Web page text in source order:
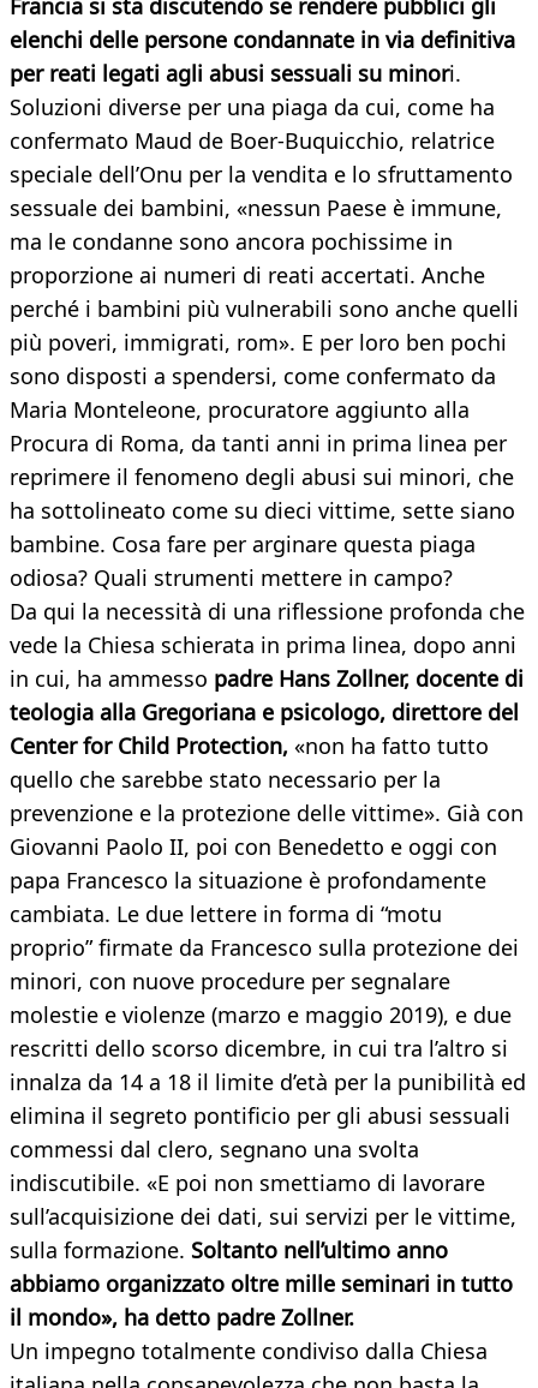
Francia si sta discutendo se rendere pubblici gli
elenchi delle persone condannate in via definitiva
per reati legati agli abusi sessuali su minori.
Soluzioni diverse per una piaga da cui, come ha
confermato Maud de Boer-Buquicchio, relatrice
speciale dell’Onu per la vendita e lo sfruttamento
sessuale dei bambini, «nessun Paese è immune,
ma le condanne sono ancora pochissime in
proporzione ai numeri di reati accertati. Anche
perché i bambini più vulnerabili sono anche quelli
più poveri, immigrati, rom». E per loro ben pochi
sono disposti a spendersi, come confermato da
Maria Monteleone, procuratore aggiunto alla
Procura di Roma, da tanti anni in prima linea per
reprimere il fenomeno degli abusi sui minori, che
ha sottolineato come su dieci vittime, sette siano
bambine. Cosa fare per arginare questa piaga
odiosa? Quali strumenti mettere in campo?
Da qui la necessità di una riflessione profonda che
vede la Chiesa schierata in prima linea, dopo anni
in cui, ha ammesso padre Hans Zollner, docente di
teologia alla Gregoriana e psicologo, direttore del
Center for Child Protection, «non ha fatto tutto
quello che sarebbe stato necessario per la
prevenzione e la protezione delle vittime». Già con
Giovanni Paolo II, poi con Benedetto e oggi con
papa Francesco la situazione è profondamente
cambiata. Le due lettere in forma di “motu
proprio” firmate da Francesco sulla protezione dei
minori, con nuove procedure per segnalare
molestie e violenze (marzo e maggio 2019), e due
rescritti dello scorso dicembre, in cui tra l’altro si
innalza da 14 a 18 il limite d’età per la punibilità ed
elimina il segreto pontificio per gli abusi sessuali
commessi dal clero, segnano una svolta
indiscutibile. «E poi non smettiamo di lavorare
sull’acquisizione dei dati, sui servizi per le vittime,
sulla formazione. Soltanto nell’ultimo anno
abbiamo organizzato oltre mille seminari in tutto
il mondo», ha detto padre Zollner.
Un impegno totalmente condiviso dalla Chiesa